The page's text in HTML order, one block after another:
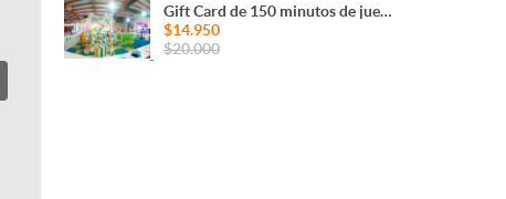
Gift Card de 150 minutos de juego en YuKids o Coney Jump.
$14.950
$20.000